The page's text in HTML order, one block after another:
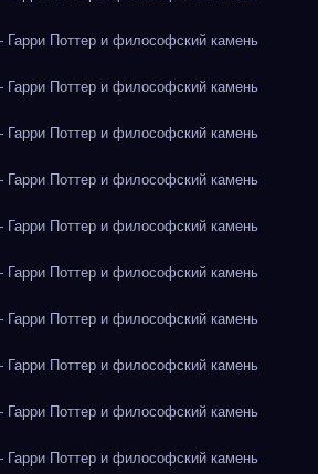
Поттер и философский камень
Поттер и философский камень
Поттер и философский камень
Поттер и философский камень
Поттер и философский камень
Поттер и философский камень
Поттер и философский камень
Поттер и философский камень
Поттер и философский камень
Поттер и философский камень